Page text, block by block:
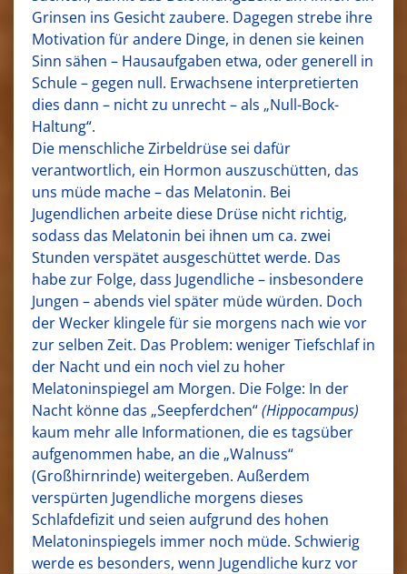
Grinsen ins Gesicht zaubere. Dagegen strebe ihre
Motivation für andere Dinge, in denen sie keinen
Sinn sähen – Hausaufgaben etwa, oder generell in
Schule – gegen null. Erwachsene interpretierten
dies dann – nicht zu unrecht – als „Null-Bock-
Haltung“.
Die menschliche Zirbeldrüse sei dafür
verantwortlich, ein Hormon auszuschütten, das
uns müde mache – das Melatonin. Bei
Jugendlichen arbeite diese Drüse nicht richtig,
sodass das Melatonin bei ihnen um ca. zwei
Stunden verspätet ausgeschüttet werde. Das
habe zur Folge, dass Jugendliche – insbesondere
Jungen – abends viel später müde würden. Doch
der Wecker klingele für sie morgens nach wie vor
zur selben Zeit. Das Problem: weniger Tiefschlaf in
der Nacht und ein noch viel zu hoher
Melatoninspiegel am Morgen. Die Folge: In der
Nacht könne das „Seepferdchen“(Hippocampus)
kaum mehr alle Informationen, die es tagsüber
aufgenommen habe, an die „Walnuss“
(Großhirnrinde) weitergeben. Außerdem
verspürten Jugendliche morgens dieses
Schlafdefizit und seien aufgrund des hohen
Melatoninspiegels immer noch müde. Schwierig
werde es besonders, wenn Jugendliche kurz vor